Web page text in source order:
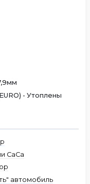
- Утоплены
CaCa
автомобиль